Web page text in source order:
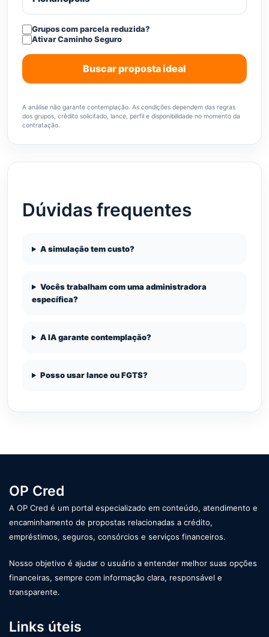
Grupos com parcela reduzida?
Ativar Caminho Seguro
Buscar proposta ideal
A análise não garante contemplação. As condições dependem das regras
dos grupos, crédito solicitado, lance, perfil e disponibilidade no momento da
contratação.
Dúvidas frequentes
A simulação tem custo?
Vocês trabalham com uma administradora
específica?
A IA garante contemplação?
Posso usar lance ou FGTS?
OP Cred
A OP Cred é um portal especializado em conteúdo, atendimento e
encaminhamento de propostas relacionadas a crédito,
empréstimos, seguros, consórcios e serviços financeiros.
Nosso objetivo é ajudar o usuário a entender melhor suas opções
financeiras, sempre com informação clara, responsável e
transparente.
Links úteis